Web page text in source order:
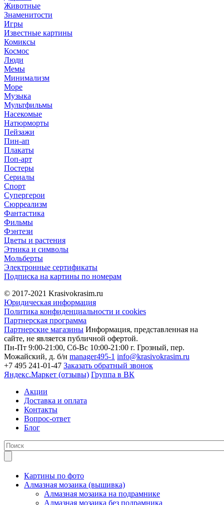
Животные
Знаменитости
Игры
Известные картины
Комиксы
Космос
Люди
Мемы
Минимализм
Море
Музыка
Мультфильмы
Насекомые
Натюрморты
Пейзажи
Пин-ап
Плакаты
Поп-арт
Постеры
Сериалы
Спорт
Супергерои
Сюрреализм
Фантастика
Фильмы
Фэнтези
Цветы и растения
Этника и символы
Мольберты
Электронные сертификаты
Подписка на картины по номерам
© 2017-2021 Krasivokrasim.ru
Юридическая информация
Политика конфиденциальности и cookies
Партнерская программа
Партнерские магазины Информация, представленная на
сайте, не является публичной офертой.
Пн-Пт 9:00-21:00, Сб-Вс 10:00-21:00 г. Грозный, пер.
Можайский, д. б/н manager495-1 info@krasivokrasim.ru
+7 495 241-01-47 Заказать обратный звонок
Яндекс.Маркет (отзывы) Группа в ВК
Акции
Доставка и оплата
Контакты
Вопрос-ответ
Блог
Картины по фото
Алмазная мозаика (вышивка)
Алмазная мозаика на подрамнике
Алмазная мозаика без подрамника